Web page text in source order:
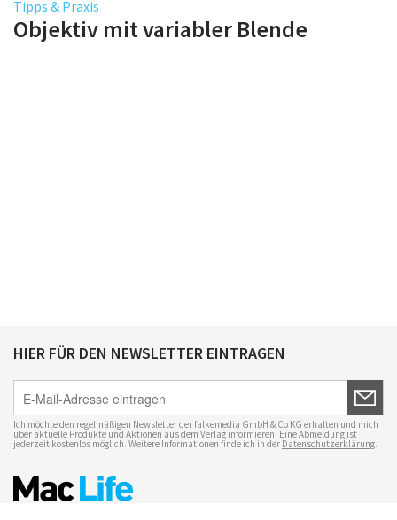
Tipps & Praxis
Objektiv mit variabler Blende
HIER FÜR DEN NEWSLETTER EINTRAGEN
Ich möchte den regelmäßigen Newsletter der falkemedia GmbH & Co KG erhalten und mich
über aktuelle Produkte und Aktionen aus dem Verlag informieren. Eine Abmeldung ist
jederzeit kostenlos möglich. Weitere Informationen finde ich in der Datenschutzerklärung.